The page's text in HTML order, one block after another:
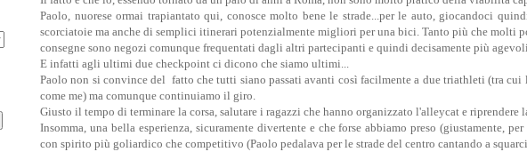
Paolo, nuorese ormai trapiantato qui, conosce molto bene le strade...per le auto, giocandoci
scorciatoie ma anche di semplici itinerari potenzialmente migliori per una bici. Tanto più che molti
consegne sono negozi comunque frequentati dagli altri partecipanti e quindi decisamente più
E infatti agli ultimi due checkpoint ci dicono che siamo ultimi...
Paolo non si convince del fatto che tutti siano passati avanti così facilmente a due triathleti (tra cui
come me) ma comunque continuiamo il giro.
Giusto il tempo di terminare la corsa, salutare i ragazzi che hanno organizzato l'alleycat e riprendere
Insomma, una bella esperienza, sicuramente divertente e che forse abbiamo preso (giustamente,
con spirito più goliardico che competitivo (Paolo pedalava per le strade del centro cantando a